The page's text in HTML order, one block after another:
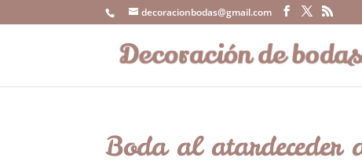
decoracionbodas@gmail.com
Boda al atardeceder